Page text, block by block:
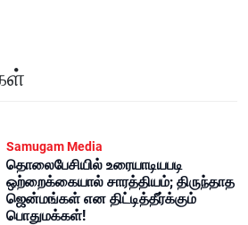
Samugam Media
தொலைபேசியில் உரையாடியபடி
ஒற்றைக்கையால் சாரத்தியம்; திருந்தாத
ஜென்மங்கள் என திட்டித்தீர்க்கும்
பொதுமக்கள்!